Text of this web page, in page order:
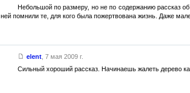
Небольшой по размеру, но не по содержанию рассказ
ней помнили те, для кого была пожертвована жизнь. Даже
elent, 7 мая 2009 г.
Сильный хороший рассказ. Начинаешь жалеть дерево